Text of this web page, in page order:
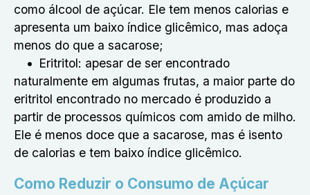
como álcool de açúcar. Ele tem menos calorias e
apresenta um baixo índice glicêmico, mas adoça
menos do que a sacarose;
Eritritol: apesar de ser encontrado
naturalmente em algumas frutas, a maior parte do
eritritol encontrado no mercado é produzido a
partir de processos químicos com amido de milho.
Ele é menos doce que a sacarose, mas é isento
de calorias e tem baixo índice glicêmico.
Como Reduzir o Consumo de Açúcar